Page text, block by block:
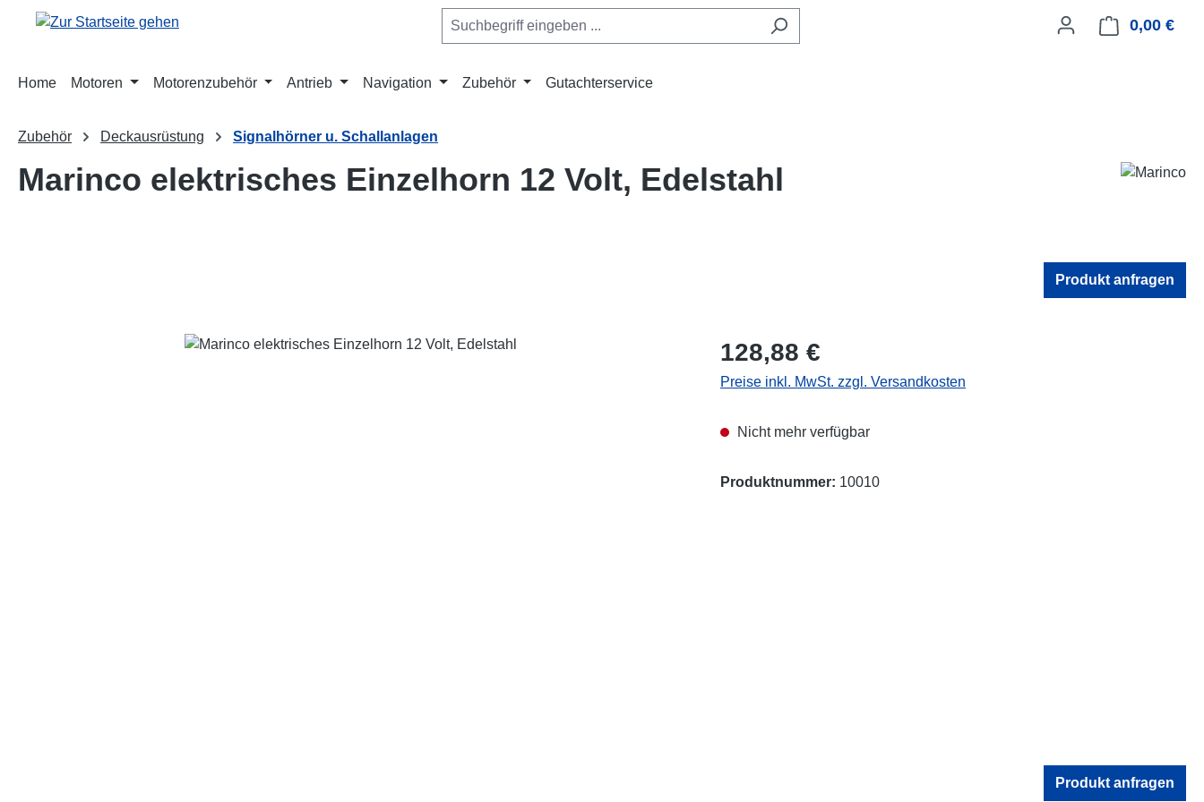
Hauptinhalt springen
Zur Suche springen
Zur Hauptnavigation springen 0,00 €
Home Motoren Motorenzubehör Antrieb Navigation Zubehör Gutachterservice
Zubehör Deckausrüstung Signalhörner u. Schallanlagen
Marinco elektrisches Einzelhorn 12 Volt, Edelstahl
Produkt anfragen
Bildergalerie überspringen Regulärer Preis:
128,88 €
Preise inkl. MwSt. zzgl. Versandkosten
Nicht mehr verfügbar
Produktnummer: 10010
Produkt anfragen